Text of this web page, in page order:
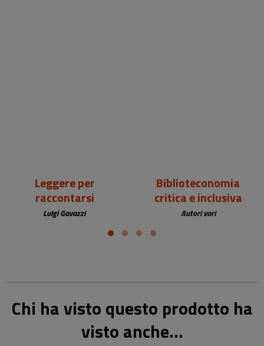
Leggere per
raccontarsi
Luigi Gavazzi
Biblioteconomia
critica e inclusiva
Autori vari
Chi ha visto questo prodotto ha
visto anche...